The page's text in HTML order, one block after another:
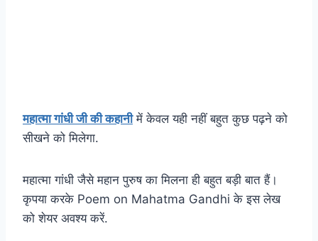
महात्मा गांधी जी की कहानीमें केवल यही नहीं बहुत कुछ पढ़ने को
सीखने को मिलेगा.
महात्मा गांधी जैसे महान पुरुष का मिलना ही बहुत बड़ी बात हैं।
कृपया करके Poem on Mahatma Gandhi के इस लेख
को शेयर अवश्य करें.